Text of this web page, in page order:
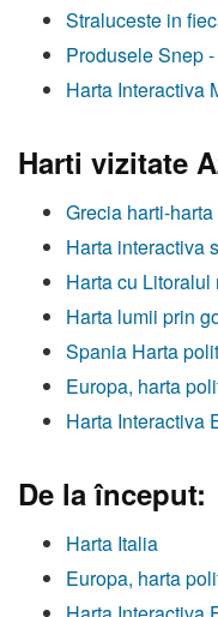
Straluceste in
Produsele Snep
Harta Interactiva
Harti vizitate
Grecia harti-
Harta interactiva
Harta cu
Harta lumii prin
Spania Harta
Europa, harta
Harta Interactiva
De la început:
Harta Italia
Europa, harta